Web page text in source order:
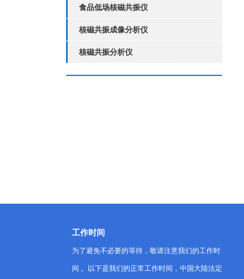
食品低场核磁共振仪
核磁共振成像分析仪
核磁共振分析仪
工作时间
为了避免不必要的等待，敬请注意我们的工作时
间 。以下是我们的正常工作时间，中国大陆法定